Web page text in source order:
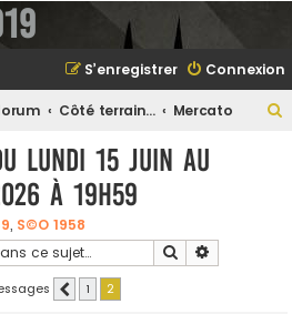
Connexion
S’enregistrer
Côté terrain... Mercato
lundi 15 juin au
à 19h59
, S©O 1958
Rechercher
Précédente
1
2